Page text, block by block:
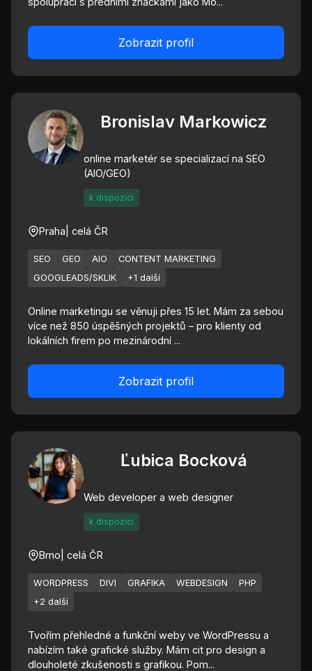
Zobrazit profil
Bronislav Markowicz
online marketér se specializací na SEO
(AIO/GEO)
k dispozici
Praha | celá ČR
SEO GEO AIO
CONTENT MARKETING
GOOGLEADS/SKLIK
+1 další
Online marketingu se věnuji přes 15 let. Mám za sebou
více než 850 úspěšných projektů – pro klienty od
lokálních firem po mezinárodní ...
Zobrazit profil
Ľubica Bocková
Web developer a web designer
k dispozici
Brno | celá ČR
WORDPRESS DIVI GRAFIKA WEBDESIGN
PHP
+2 další
Tvořím přehledné a funkční weby ve WordPressu a
nabízím také grafické služby. Mám cit pro design a
dlouholeté zkušenosti s grafikou. Pom...